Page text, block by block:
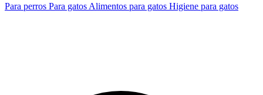
Para perros Para gatos Alimentos para gatos Higiene para gatos